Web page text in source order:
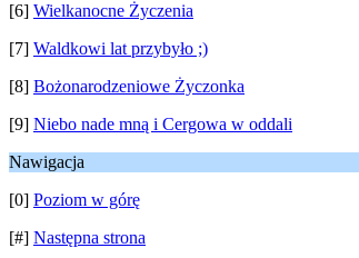
[6] Wielkanocne Życzenia
[7] Waldkowi lat przybyło ;)
[8] Bożonarodzeniowe Życzonka
[9] Niebo nade mną i Cergowa w oddali
Nawigacja
[0] Poziom w górę
[#] Następna strona